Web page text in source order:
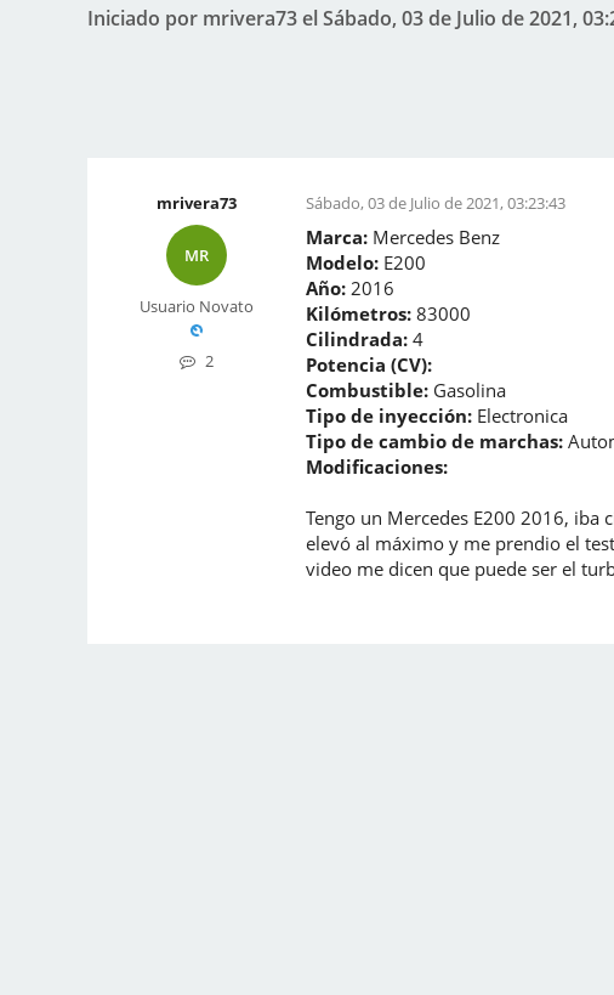
Iniciado por mrivera73 el Sábado, 03 de Julio de 2021,
mrivera73
MR
Usuario Novato
2
Sábado, 03 de Julio de 2021, 03:23:43
Marca: Mercedes Benz
Modelo: E200
Año: 2016
Kilómetros: 83000
Cilindrada: 4
Potencia (CV):
Combustible: Gasolina
Tipo de inyección: Electronica
Tipo de cambio de marchas:
Modificaciones:
Tengo un Mercedes E200 2016, iba
elevó al máximo y me prendio el
video me dicen que puede ser el